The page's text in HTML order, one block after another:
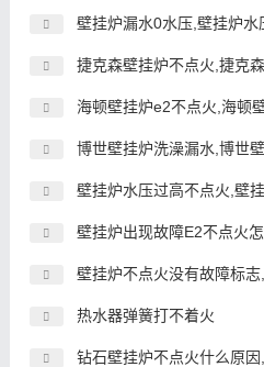
壁挂炉漏水0水压,壁挂炉水
捷克森壁挂炉不点火,捷克
海顿壁挂炉e2不点火,海顿
博世壁挂炉洗澡漏水,博世
壁挂炉水压过高不点火,壁
壁挂炉出现故障E2不点火
壁挂炉不点火没有故障标
热水器弹簧打不着火
钻石壁挂炉不点火什么原